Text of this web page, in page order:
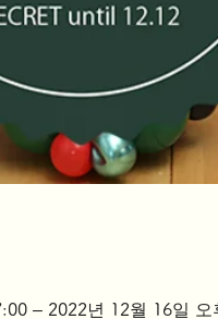
– 2022년 12월 16일 오